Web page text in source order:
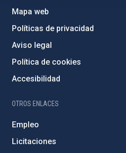
Mapa web
Políticas de privacidad
Aviso legal
Política de cookies
Accesibilidad
OTROS ENLACES
Empleo
Licitaciones